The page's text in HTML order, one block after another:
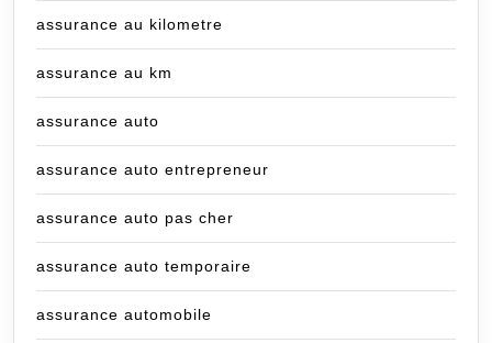
assurance au kilometre
assurance au km
assurance auto
assurance auto entrepreneur
assurance auto pas cher
assurance auto temporaire
assurance automobile